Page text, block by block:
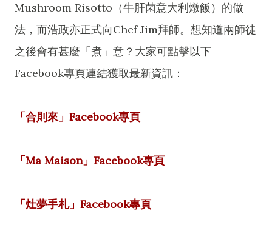
Mushroom Risotto（牛肝菌意大利燉飯）的做
法，而浩政亦正式向Chef Jim拜師。想知道兩師徒
之後會有甚麼「煮」意？大家可點擊以下
Facebook專頁連結獲取最新資訊：
「合則來」Facebook專頁
「Ma Maison」Facebook專頁
「灶夢手札」Facebook專頁